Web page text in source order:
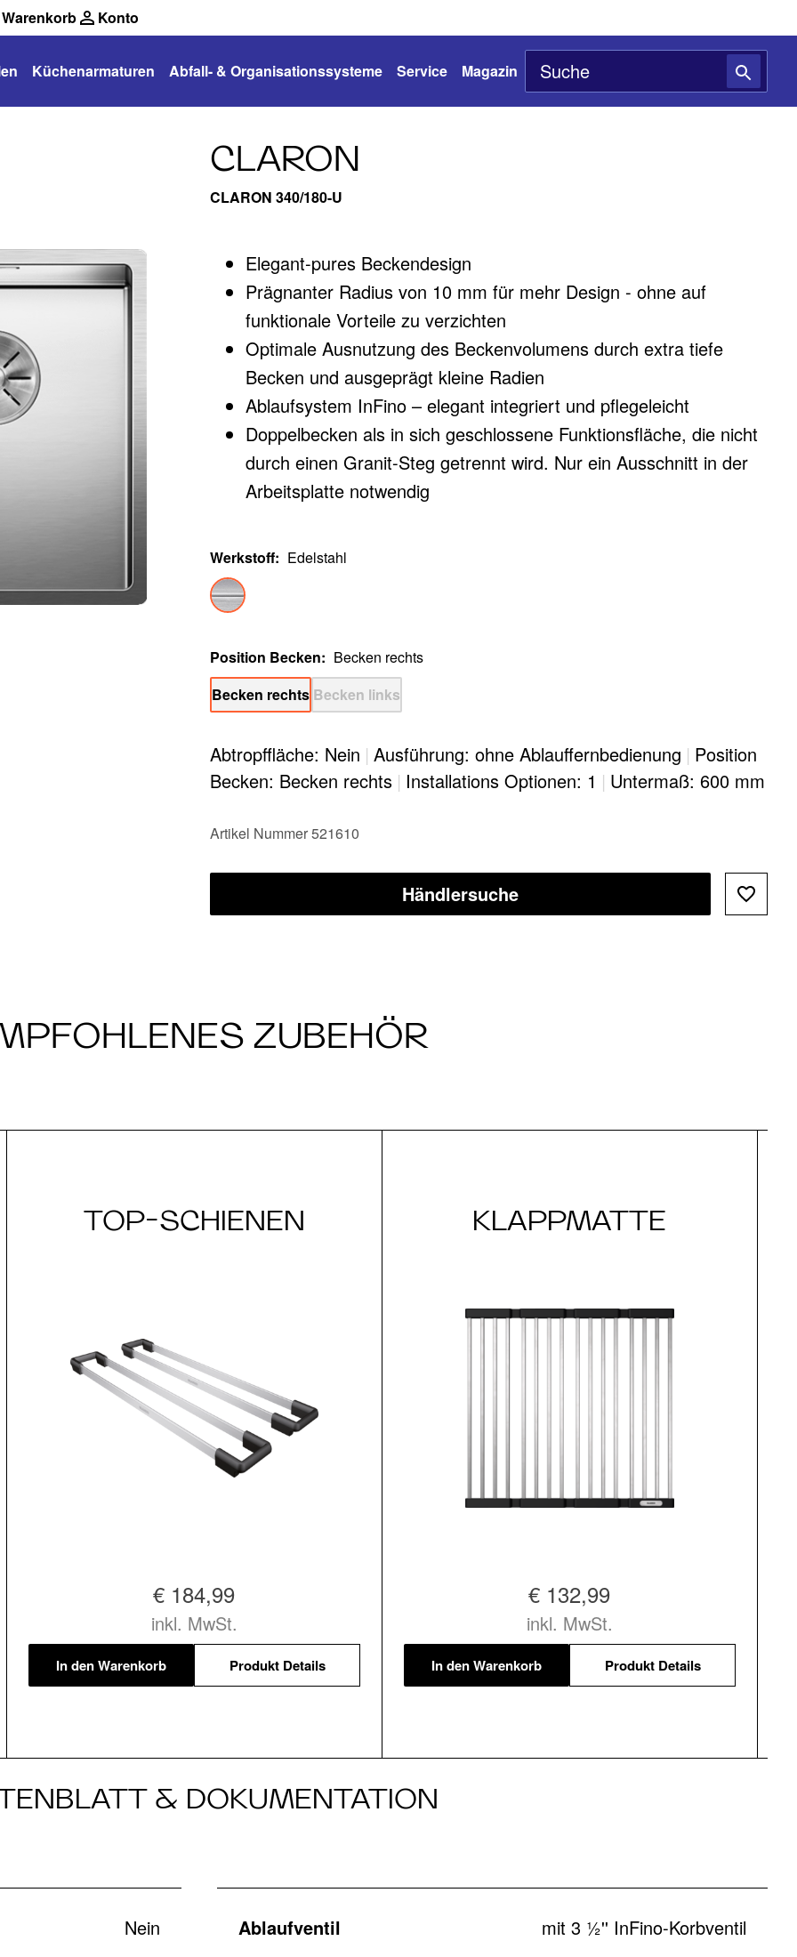
Warenkorb Konto
Küchenarmaturen Abfall- & Organisationssysteme Service Magazin
CLARON
CLARON 340/180-U
Elegant-pures Beckendesign
Prägnanter Radius von 10 mm für mehr Design - ohne auf
funktionale Vorteile zu verzichten
Optimale Ausnutzung des Beckenvolumens durch extra tiefe
Becken und ausgeprägt kleine Radien
Ablaufsystem InFino – elegant integriert und pflegeleicht
Doppelbecken als in sich geschlossene Funktionsfläche, die nicht
durch einen Granit-Steg getrennt wird. Nur ein Ausschnitt in der
Arbeitsplatte notwendig
Werkstoff: Edelstahl
Position Becken: Becken rechts
Becken rechts Becken links
Abtropffläche: Nein | Ausführung: ohne Ablauffernbedienung | Position
Becken: Becken rechts | Installations Optionen: 1 | Untermaß: 600 mm
Artikel Nummer 521610
Händlersuche
ZUBEHÖR
TOP-SCHIENEN
€ 184,99
inkl. MwSt.
In den Warenkorb Produkt Details
KLAPPMATTE
€ 132,99
inkl. MwSt.
In den Warenkorb Produkt Details
& DOKUMENTATION
Nein Ablaufventil mit 3 ½'' InFino-Korbventil